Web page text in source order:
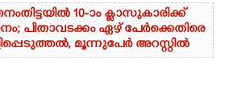
10-ാം ക്ലാസുകാരിക്ക്
പിതാവടക്കം ഏഴ് പേർക്കെതിരെ
മൂന്നുപേർ അറസ്റ്റിൽ